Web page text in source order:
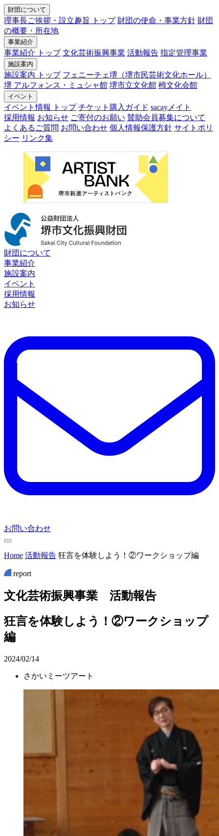
財団について
理事長ご挨拶・設立趣旨 トップ 財団の使命・事業方針 財団
の概要・所在地
事業紹介
事業紹介 トップ 文化芸術振興事業 活動報告 指定管理事業
施設案内
施設案内 トップ フェニーチェ堺（堺市民芸術文化ホール）
堺 アルフォンス・ミュシャ館 堺市立文化館 栂文化会館
イベント
イベント情報 トップ チケット購入ガイド sacayメイト
採用情報 お知らせ ご寄付のお願い 賛助会員募集について
よくあるご質問 お問い合わせ 個人情報保護方針 サイトポリ
シー リンク集
財団について
事業紹介
施設案内
イベント
採用情報
お知らせ
お問い合わせ
Home 活動報告 狂言を体験しよう！②ワークショップ編
report
文化芸術振興事業 活動報告
狂言を体験しよう！②ワークショップ
編
2024/02/14
さかいミーツアート